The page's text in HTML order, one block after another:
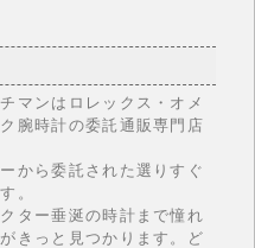
マンはロレックス・オメ
腕時計の委託通販専門店
から委託された選りすぐ
。
ター垂涎の時計まで憧れ
きっと見つかります。ど